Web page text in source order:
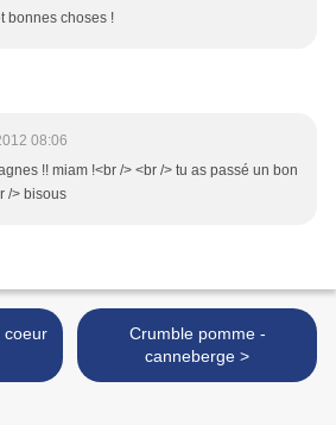
bonnes choses !
08:06
!! miam !<br /> <br /> tu as passé un bon
/> bisous
Crumble pomme -
canneberge >